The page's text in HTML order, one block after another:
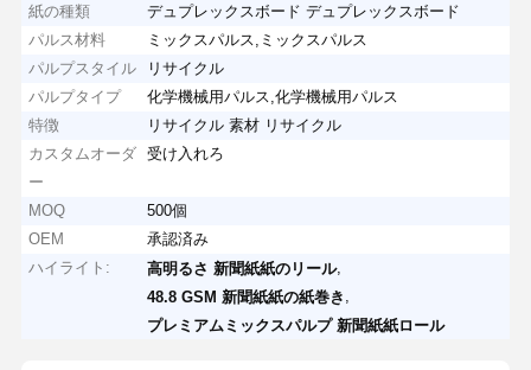
紙の種類
デュプレックスボード デュプレックスボード
パルス材料
ミックスパルス,ミックスパルス
パルプスタイル
リサイクル
パルプタイプ
化学機械用パルス,化学機械用パルス
特徴
リサイクル 素材 リサイクル
カスタムオーダ
ー
受け入れろ
MOQ
500個
OEM
承認済み
ハイライト:
高明るさ 新聞紙紙のリール,
48.8 GSM 新聞紙紙の紙巻き
プレミアムミックスパルプ 新聞紙紙ロール